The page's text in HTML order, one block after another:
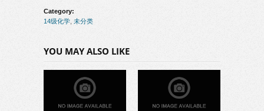
Category:
14级化学 未分类
YOU MAY ALSO LIKE